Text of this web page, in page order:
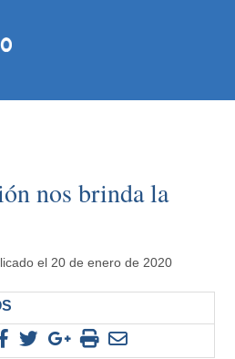
nos brinda la
el 20 de enero de 2020